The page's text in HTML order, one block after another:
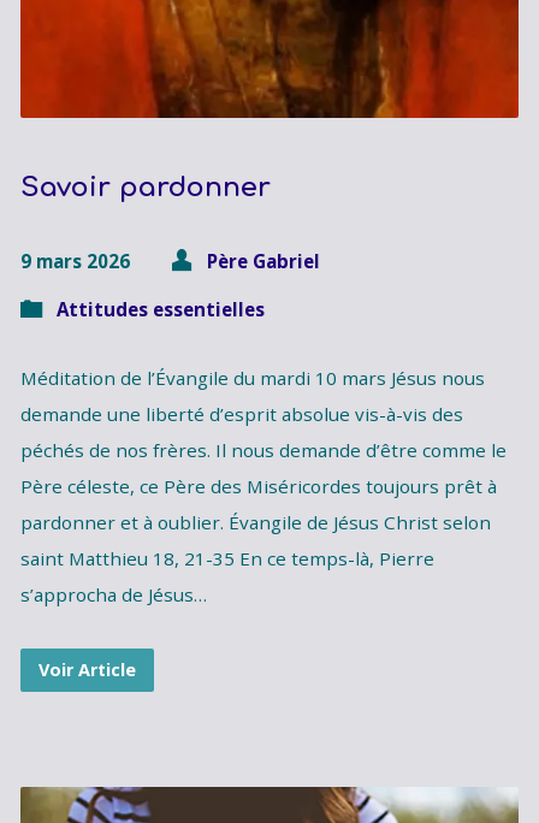
Savoir pardonner
9 mars 2026
Père Gabriel
Attitudes essentielles
Méditation de l’Évangile du mardi 10 mars Jésus nous
demande une liberté d’esprit absolue vis-à-vis des
péchés de nos frères. Il nous demande d’être comme le
Père céleste, ce Père des Miséricordes toujours prêt à
pardonner et à oublier. Évangile de Jésus Christ selon
saint Matthieu 18, 21-35 En ce temps-là, Pierre
s’approcha de Jésus…
Voir Article